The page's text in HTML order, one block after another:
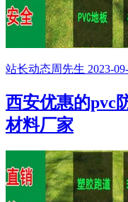
站长动态周先生 2023-
西安优惠的pvc
材料厂家